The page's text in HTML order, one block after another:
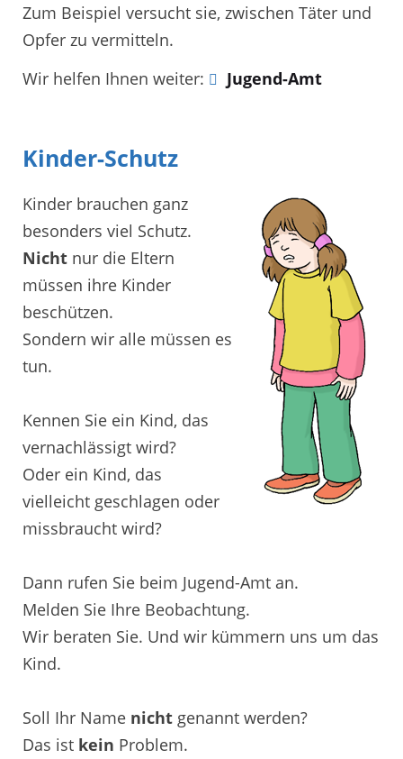
Zum Beispiel versucht sie, zwischen Täter und
Opfer zu vermitteln.
Wir helfen Ihnen weiter:
Jugend-Amt
Kinder-Schutz
Kinder brauchen ganz
besonders viel Schutz.
Nicht nur die Eltern
müssen ihre Kinder
beschützen.
Sondern wir alle müssen es
tun.
Kennen Sie ein Kind, das
vernachlässigt wird?
Oder ein Kind, das
vielleicht geschlagen oder
missbraucht wird?
Dann rufen Sie beim Jugend-Amt an.
Melden Sie Ihre Beobachtung.
Wir beraten Sie. Und wir kümmern uns um das
Kind.
Soll Ihr Name nicht genannt werden?
Das ist kein Problem.